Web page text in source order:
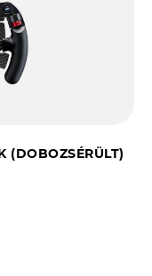
(DOBOZSÉRÜLT)